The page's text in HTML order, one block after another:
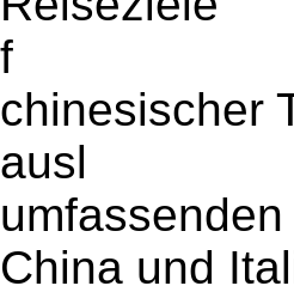
f
chinesischer
ausl
China und